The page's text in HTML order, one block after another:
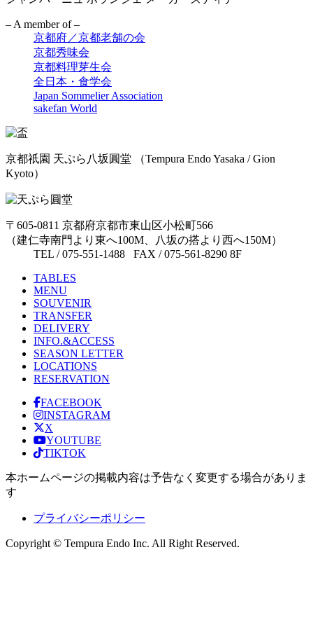
– A member of –
京都府／京都老舗の会
京都秀味会
京都料理芽生会
全日本・食学会
Japan Sommelier Association
sakefan World
京都祇園 天ぷら八坂圓堂 （Tempura Endo Yasaka / Gion
Kyoto）
〒605-0811 京都府京都市東山区小松町566
（建仁寺南門より東へ100M、八坂の搭より西へ150M）
TEL / 075-551-1488 FAX / 075-561-8290 8F
TABLES
MENU
SOUVENIR
TRANSFER
DELIVERY
INFO.&ACCESS
SEASON LETTER
LOCATIONS
RESERVATION
FACEBOOK
INSTAGRAM
X
YOUTUBE
TIKTOK
本ホームページの掲載内容は予告なく変更する場合がありま
す
プライバシーポリシー
Copyright © Tempura Endo Inc. All Right Reserved.